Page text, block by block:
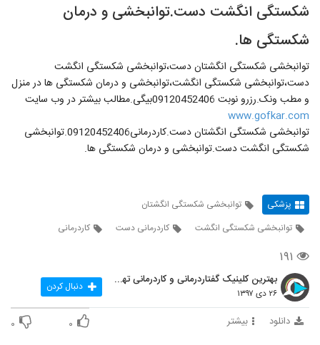
شکستگی انگشت دست.توانبخشی و درمان
شکستگی ها.
توانبخشی شکستگی انگشتان دست،توانبخشی شکستگی انگشت
دست،توانبخشی شکستگی انگشت،توانبخشی و درمان شکستگی ها در منزل
و مطب ونک.رزرو نوبت 09120452406بیگی.مطالب بیشتر در وب سایت
www.gofkar.com
توانبخشی شکستگی انگشتان دست.کاردرمانی09120452406.توانبخشی
شکستگی انگشت دست.توانبخشی و درمان شکستگی ها.
پزشکی
توانبخشی شکستگی انگشتان
توانبخشی شکستگی انگشت
کاردرمانی دست کاردرمانی
۱۹۱
بهترین کلینیک گفتاردرمانی و کاردرمانی تهران
۲۶ دی ۱۳۹۷ دنبال کردن
دانلود بیشتر ۰ ۰